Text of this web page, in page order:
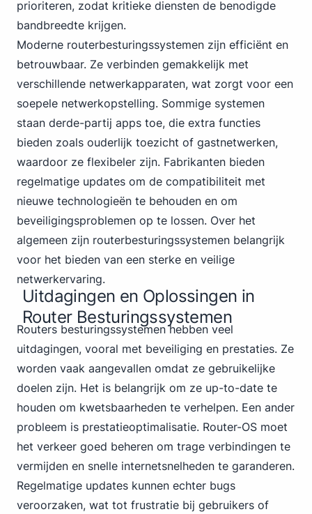
prioriteren, zodat kritieke diensten de benodigde
bandbreedte krijgen.
Moderne routerbesturingssystemen zijn efficiënt en
betrouwbaar. Ze verbinden gemakkelijk met
verschillende netwerkapparaten, wat zorgt voor een
soepele netwerkopstelling. Sommige systemen
staan derde-partij apps toe, die extra functies
bieden zoals ouderlijk toezicht of gastnetwerken,
waardoor ze flexibeler zijn. Fabrikanten bieden
regelmatige updates om de compatibiliteit met
nieuwe technologieën te behouden en om
beveiligingsproblemen op te lossen. Over het
algemeen zijn routerbesturingssystemen belangrijk
voor het bieden van een sterke en veilige
netwerkervaring.
Uitdagingen en Oplossingen in
Router Besturingssystemen
Routers besturingssystemen hebben veel
uitdagingen, vooral met beveiliging en prestaties. Ze
worden vaak aangevallen omdat ze gebruikelijke
doelen zijn. Het is belangrijk om ze up-to-date te
houden om kwetsbaarheden te verhelpen. Een ander
probleem is prestatieoptimalisatie. Router-OS moet
het verkeer goed beheren om trage verbindingen te
vermijden en snelle internetsnelheden te garanderen.
Regelmatige updates kunnen echter bugs
veroorzaken, wat tot frustratie bij gebruikers of